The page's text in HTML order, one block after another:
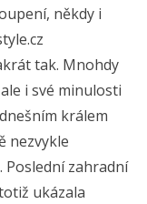
někdy i
tak. Mnohdy
i své minulosti
králem
nezvykle
Poslední zahradní
ukázala